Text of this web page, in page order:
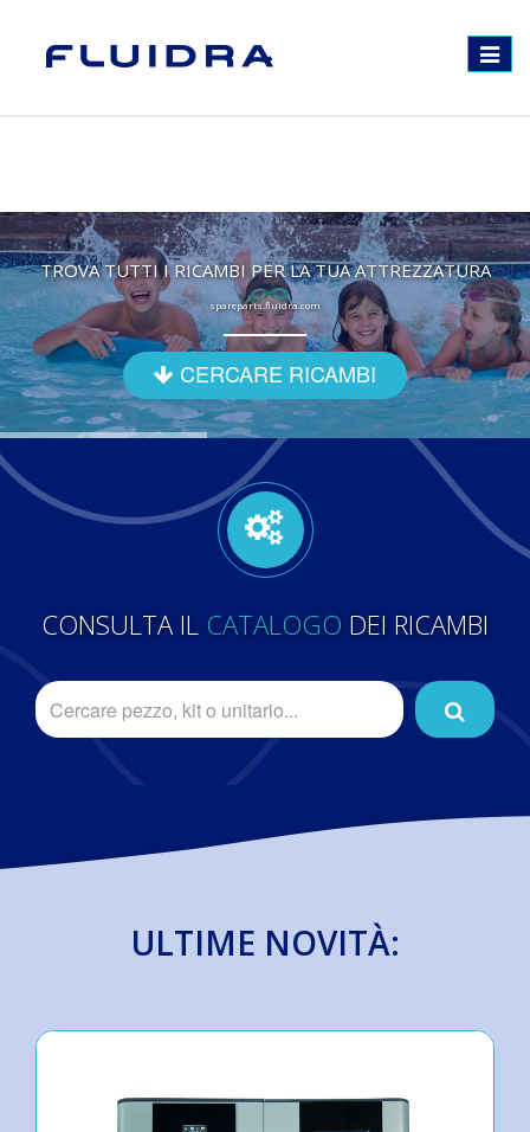
Toggle
TROVA TUTTI I RICAMBI PER LA TUA ATTREZZATURA
spareparts.fluidra.com
CERCARE RICAMBI
CONSULTA IL CATALOGO DEI RICAMBI
ULTIME NOVITÀ: